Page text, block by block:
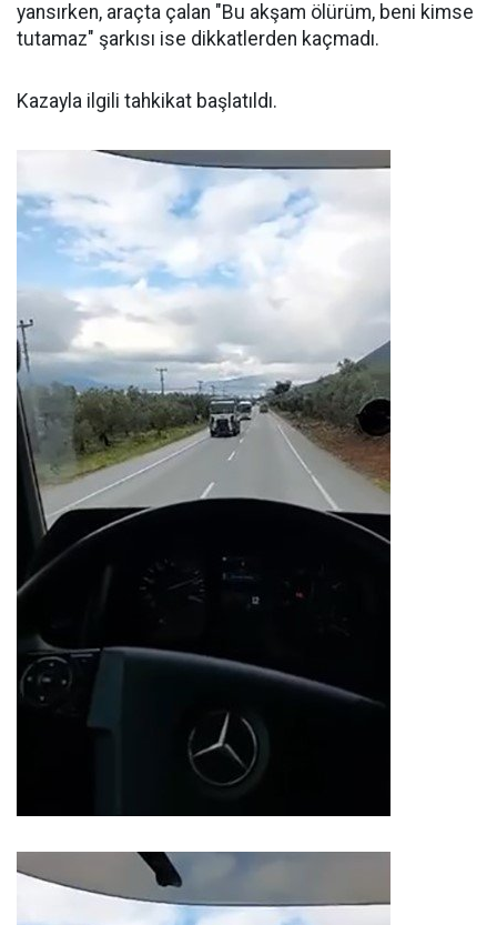
yansırken, araçta çalan "Bu akşam ölürüm, beni kimse
tutamaz" şarkısı ise dikkatlerden kaçmadı.
Kazayla ilgili tahkikat başlatıldı.